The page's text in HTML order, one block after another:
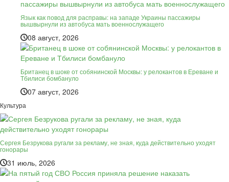
Язык как повод для расправы: на западе Украины пассажиры
вышвырнули из автобуса мать военнослужащего
08 август, 2026
Британец в шоке от собянинской Москвы: у релокантов в Ереване и
Тбилиси бомбануло
07 август, 2026
Культура
Сергея Безрукова ругали за рекламу, не зная, куда действительно уходят
гонорары
31 июль, 2026